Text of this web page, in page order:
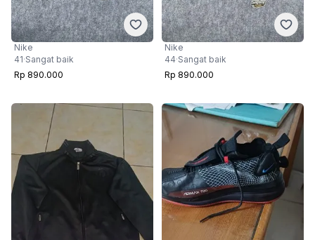
Nike
41·Sangat baik
Rp 890.000
Nike
44·Sangat baik
Rp 890.000